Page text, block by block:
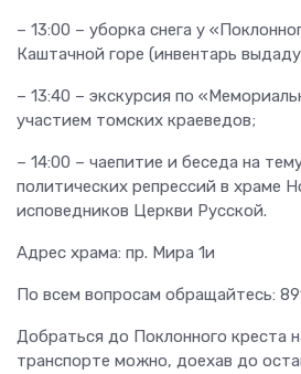
– 13:00 – уборка снега у
Каштачной горе (инвентарь
– 13:40 – экскурсия по
участием томских краеведов;
– 14:00 – чаепитие и беседа на
политических репрессий в храме
исповедников Церкви Русской.
Адрес храма: пр. Мира 1и
По всем вопросам обращайтесь:
Добраться до Поклонного креста
транспорте можно, доехав до